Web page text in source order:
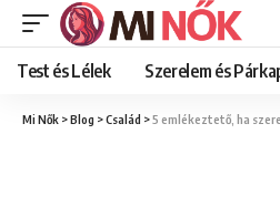
Test és Lélek Szerelem és
Mi Nők >Blog >Család >5 emlékeztető, ha